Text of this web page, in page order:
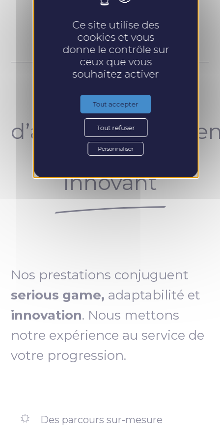
Un concept
unique et
innovant
Nos prestations conjuguent
serious game, adaptabilité et
innovation. Nous mettons
notre expérience au service de
votre progression.
Des parcours sur-mesure
Ce site utilise des
cookies et vous
donne le contrôle sur
ceux que vous
souhaitez activer
Tout accepter
Tout refuser
Personnaliser